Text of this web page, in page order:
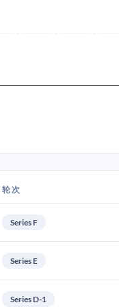
轮次
Series F
Series E
Series D-1